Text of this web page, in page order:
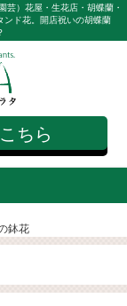
芸）花屋・生花店・胡蝶蘭・
ンド花。開店祝いの胡蝶蘭
ちら
鉢花